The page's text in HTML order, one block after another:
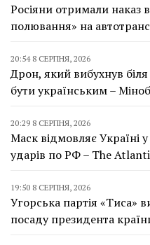
Росіяни отримали наказ
полювання» на
20:54 8 СЕРПНЯ, 2026
Дрон, який вибухнув біля
бути українським –
20:29 8 СЕРПНЯ, 2026
Маск відмовляє Україні
ударів по РФ – The
19:50 8 СЕРПНЯ, 2026
Угорська партія «Тиса»
посаду президента